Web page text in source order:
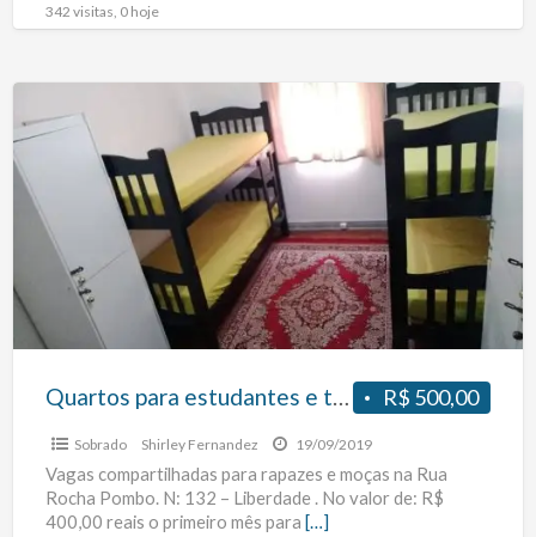
342 visitas, 0 hoje
para
estudantes
trabalhadores
metro
São
Joaquim
R$ 500,00
Quartos para estudantes e trabalhadores no metro São Joaquim
Sobrado Shirley Fernandez 19/09/2019
Vagas compartilhadas para rapazes e moças na Rua
Rocha Pombo. N: 132 – Liberdade . No valor de: R$
400,00 reais o primeiro mês para […]